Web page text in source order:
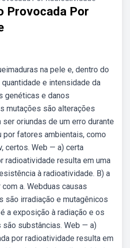
Provocada Por
na pele e, dentro do
e intensidade da
genéticas e danos
mutações são alterações
oriundas de um erro durante
por fatores ambientais, como
certos. Web — a) certa
radioatividade resulta em uma
à radioatividade. B) a
a. Webduas causas
são irradiação e mutagênicos
a exposição à radiação e os
substâncias. Web — a)
por radioatividade resulta em